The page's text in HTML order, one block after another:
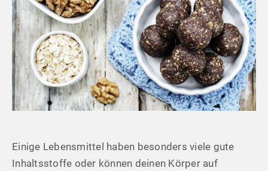
Einige Lebensmittel haben besonders viele gute
Inhaltsstoffe oder können deinen Körper auf